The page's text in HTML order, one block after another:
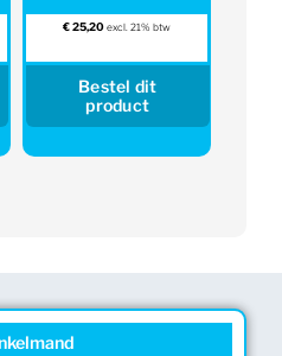
€25,20 excl. 21% btw
Bestel dit
product